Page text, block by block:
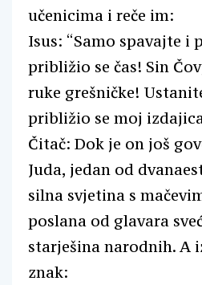
učenicima i reče im:
Isus: “Samo spavajte i
približio se čas! Sin
ruke grešničke!
približio se moj
Čitač: Dok je on još
Juda, jedan od
silna svjetina s
poslana od glavara
starješina narodnih. A
znak: